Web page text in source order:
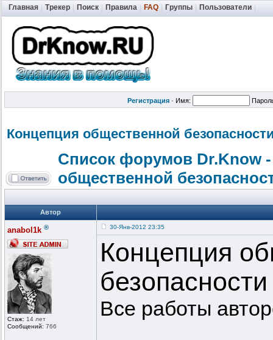
Главная Трекер Поиск Правила FAQ Группы Пользователи
Регистрация · Имя:
Концепция общественной
Список форумов Dr.Know
общественной
Автор
anabol1k ®
Стаж: 14 лет
Сообщений: 766
30-Янв-2012 23:35
Концепция
Все работы